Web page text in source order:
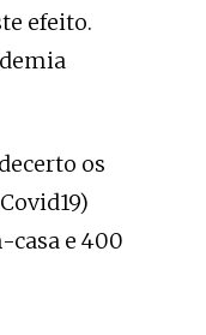
efeito.
os
casa e 400